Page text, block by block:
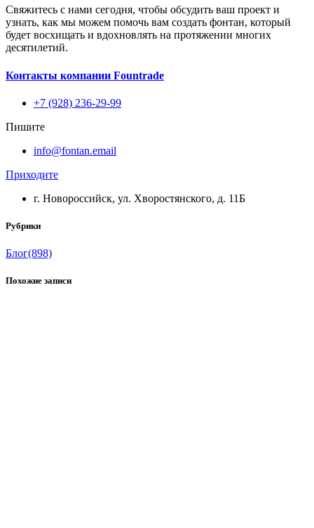
Свяжитесь с нами сегодня, чтобы обсудить ваш проект и
узнать, как мы можем помочь вам создать фонтан, который
будет восхищать и вдохновлять на протяжении многих
десятилетий.
Контакты компании Fountrade
+7 (928) 236-29-99
Пишите
info@fontan.email
Приходите
г. Новороссийск, ул. Хворостянского, д. 11Б
Рубрики
Блог(898)
Похожие записи